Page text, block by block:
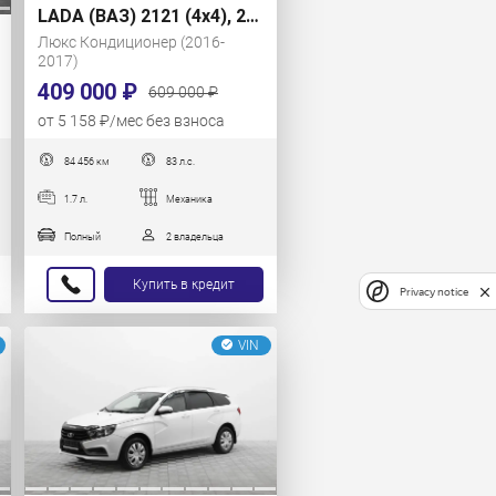
LADA (ВАЗ) 2121 (4x4), 2018 г.
Люкс Кондиционер (2016-
2017)
409 000 ₽
609 000 ₽
от 5 158 ₽/мес без взноса
84 456 км 83 л.с.
1.7 л. Механика
Полный 2 владельца
Купить в кредит
VIN
Privacy notice